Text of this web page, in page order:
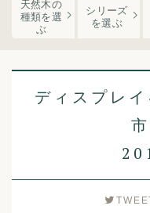
ザ・ペニーワイズについ
初めての方へ
会社概要
天然木の
種類を選
ぶ
シリーズ
を選ぶ
ディスプレ